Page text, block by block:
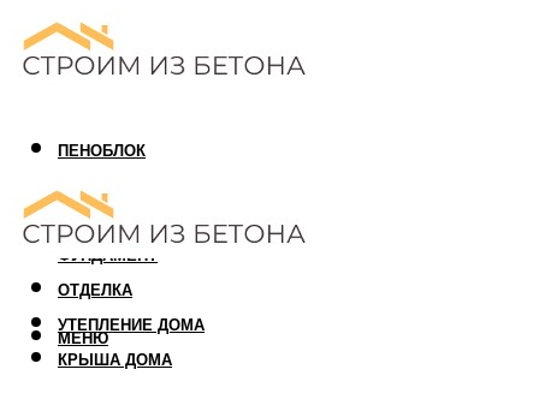
ПЕНОБЛОК
ГАЗОБЛОК
АРБОЛИТОВЫЙ БЛОК
ФУНДАМЕНТ
ОТДЕЛКА
УТЕПЛЕНИЕ ДОМА
КРЫША ДОМА
МЕНЮ